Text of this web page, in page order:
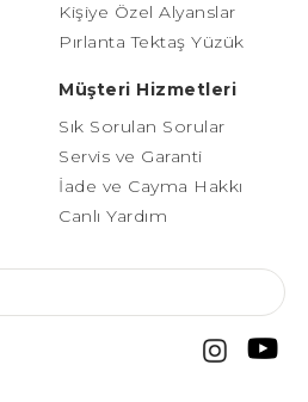
Kişiye Özel Alyanslar
Pırlanta Tektaş Yüzük
Müşteri Hizmetleri
Sık Sorulan Sorular
Servis ve Garanti
İade ve Cayma Hakkı
Canlı Yardım